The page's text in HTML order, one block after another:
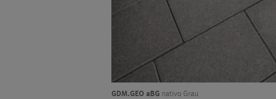
GDM.GEO aBG nativo Grau